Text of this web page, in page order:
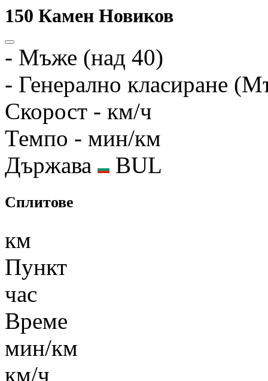
150 Камен Новиков
- Мъже (над 40)
- Генерално класиране
Скорост - км/ч
Темпо - мин/км
Държава
BUL
Сплитове
км
Пункт
час
Време
мин/км
км/ч